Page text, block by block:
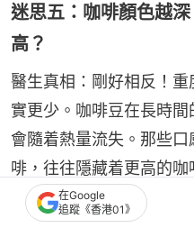
迷思五：咖啡顏色越
高？
醫生真相：剛好相反！
實更少。咖啡豆在長時
會隨着熱量流失。那些
啡，往往隱藏着更高的咖
迷思六：孕婦絕對不能
在Google
追蹤《香港01》